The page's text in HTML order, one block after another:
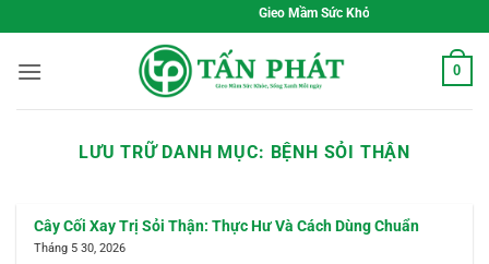
qua
nội
Gieo Mầm Sức Khỏe, Sống Xanh Mỗi Ngày
0
LƯU TRỮ DANH MỤC: BỆNH SỎI THẬN
Cây Cối Xay Trị Sỏi Thận: Thực Hư Và Cách Dùng Chuẩn
Tháng 5 30, 2026